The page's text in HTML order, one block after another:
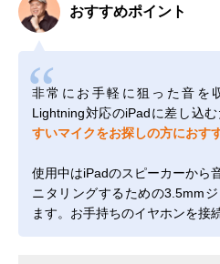
おすすめポイント
非常にお手軽に狙った音を
Lightning対応のiPadに差し込む
すいマイクをお探しの方におす
使用中はiPadのスピーカーから
ニタリングするための3.5mm
ます。お手持ちのイヤホンを接